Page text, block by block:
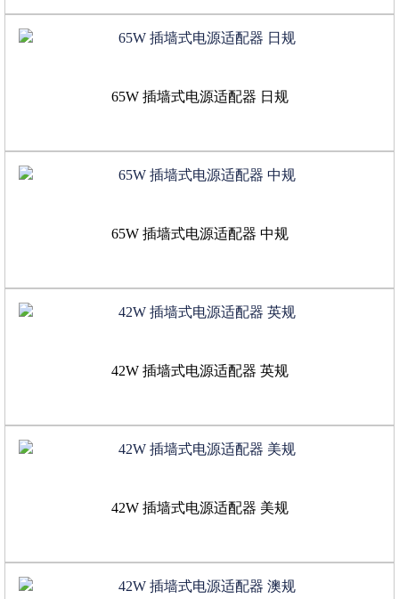
65W 插墙式电源适配器 日规
65W 插墙式电源适配器 中规
42W 插墙式电源适配器 英规
42W 插墙式电源适配器 美规